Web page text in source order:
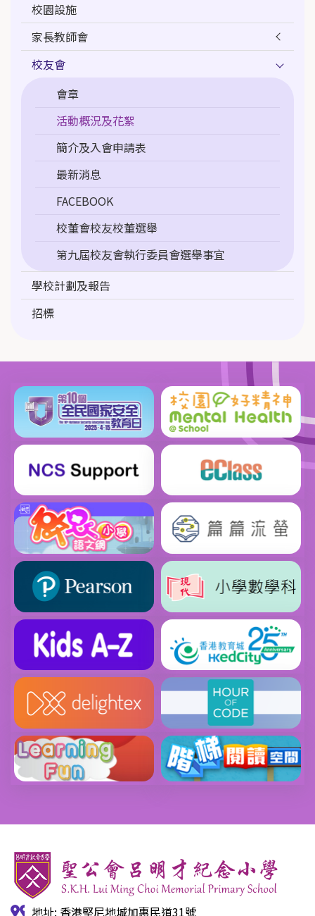
校園設施
家長教師會
校友會
會章
活動概況及花絮
簡介及入會申請表
最新消息
FACEBOOK
校董會校友校董選舉
第九屆校友會執行委員會選舉事宜
學校計劃及報告
招標
地址: 香港堅尼地城加惠民道31號